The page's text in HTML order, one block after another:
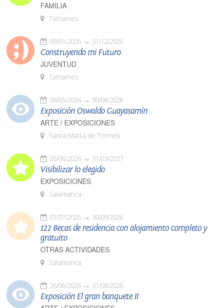
FAMILIA
Tamames
09/01/2026 31/12/2026
Construyendo mi Futuro
JUVENTUD
Tamames
08/05/2026 30/08/2026
Exposición Oswaldo Guayasamín
ARTE / EXPOSICIONES
Santa Marta de Tormes
05/06/2026 31/03/2027
Visibilizar lo elegido
EXPOSICIONES
Salamanca
01/07/2026 30/09/2026
122 Becas de residencia con alojamiento completo y
gratuito
OTRAS ACTIVIDADES
Salamanca
26/06/2026 31/08/2026
Exposición El gran banquete II